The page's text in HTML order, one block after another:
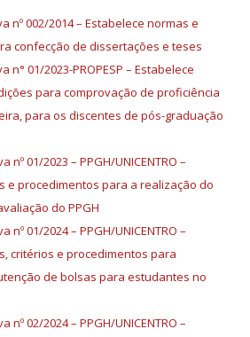
nº 002/2014 – Estabelece normas e
confecção de dissertações e teses
n° 01/2023-PROPESP – Estabelece
para comprovação de proficiência
para os discentes de pós-graduação
nº 01/2023 – PPGH/UNICENTRO –
e procedimentos para a realização do
do PPGH
nº 01/2024 – PPGH/UNICENTRO –
critérios e procedimentos para
de bolsas para estudantes no
nº 02/2024 – PPGH/UNICENTRO –